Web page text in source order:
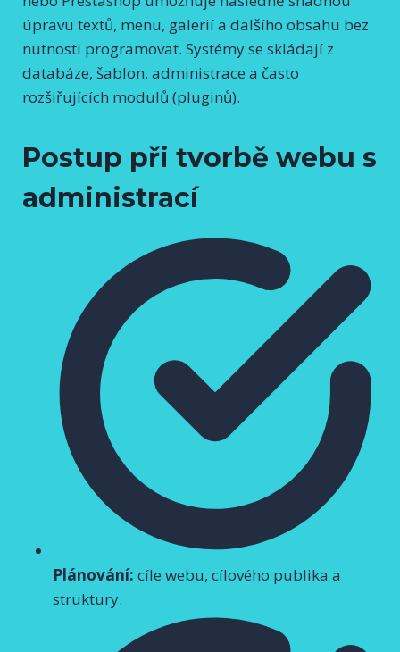
úpravu textů, menu, galerií a dalšího obsahu bez
nutnosti programovat. Systémy se skládají z
databáze, šablon, administrace a často
rozšiřujících modulů (pluginů).
Postup při tvorbě webu s
administrací
Plánování: cíle webu, cílového publika a
struktury.